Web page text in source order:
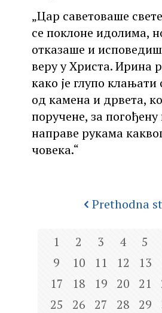
„Цар саветоваше
се поклоне идолима,
отказаше и
веру у Христа. Ирина
како је глупо
од камена и дрвета,
поручене, за погођену
направе рукама
човека.“
Prethodna
1 2 3 4 5
9
10 11 12 13
17
18 19 20 21
25
26 27 28 29